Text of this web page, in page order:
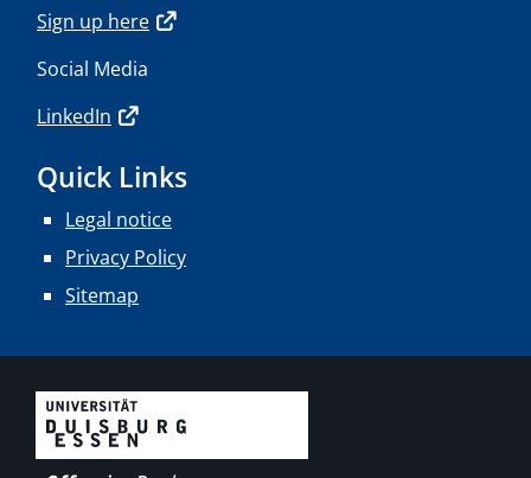
Sign up here
Social Media
LinkedIn
Quick Links
Legal notice
Privacy Policy
Sitemap